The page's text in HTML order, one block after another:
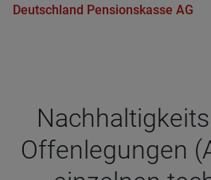
Deutschland Pensionskasse AG
Offen­le­gun­gen